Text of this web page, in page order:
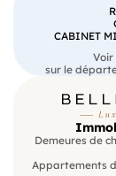
CABINET
Voir
sur le
Demeures de
Appartements